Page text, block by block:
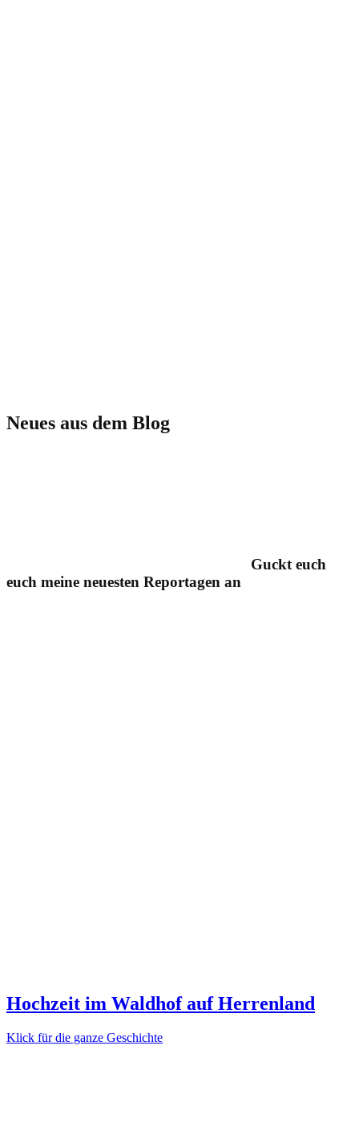
Neues aus dem Blog
Guckt euch
euch meine neuesten Reportagen an
Hochzeit im Waldhof auf Herrenland
Klick für die ganze Geschichte